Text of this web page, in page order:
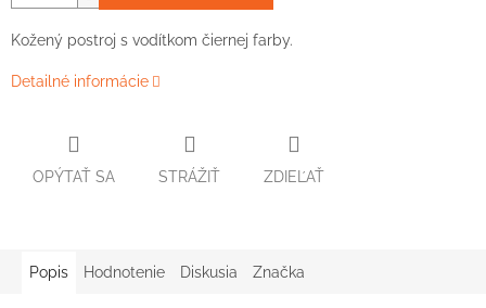
Kožený postroj s vodítkom čiernej farby.
Detailné informácie
OPÝTAŤ SA STRÁŽIŤ ZDIEĽAŤ
Popis Hodnotenie Diskusia Značka